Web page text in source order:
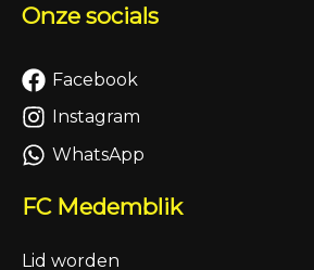
Onze socials
Facebook
Instagram
WhatsApp
FC Medemblik
Lid worden